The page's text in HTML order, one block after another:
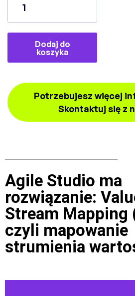
Dodaj do
koszyka
Potrzebujesz więcej
Skontaktuj się z
Agile Studio ma
rozwiązanie:
Stream Mapping
czyli mapowanie
strumienia